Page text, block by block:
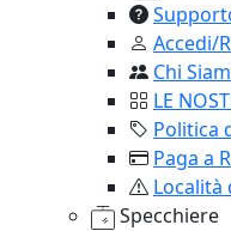
Accedi/
Chi
LE
Politica
Paga a
Località
Specchiere